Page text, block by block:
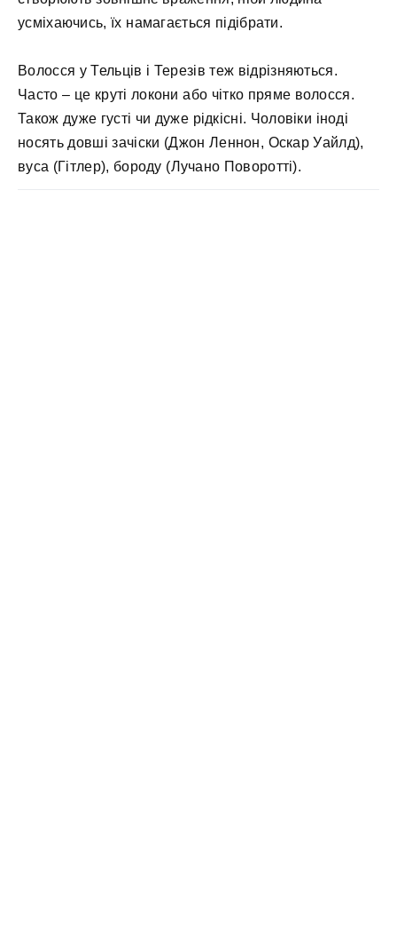
усміхаючись, їх намагається підібрати.
Волосся у Тельців і Терезів теж відрізняються.
Часто – це круті локони або чітко пряме волосся.
Також дуже густі чи дуже рідкісні. Чоловіки іноді
носять довші зачіски (Джон Леннон, Оскар Уайлд),
вуса (Гітлер), бороду (Лучано Поворотті).